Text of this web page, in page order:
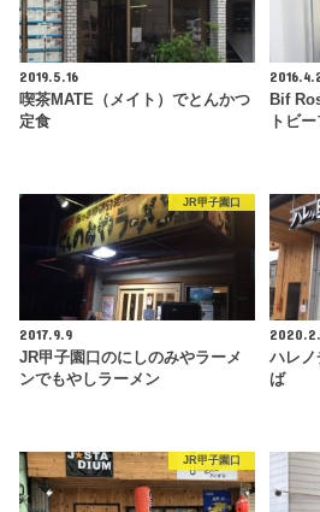
2019.5.16
喫茶MATE（メイト）でとんかつ
定食
Bif
トビ
JR甲子園口
2017.9.9
JR甲子園口のにしのみやラーメ
ンでもやしラーメン
ハレノ
ば
JR甲子園口